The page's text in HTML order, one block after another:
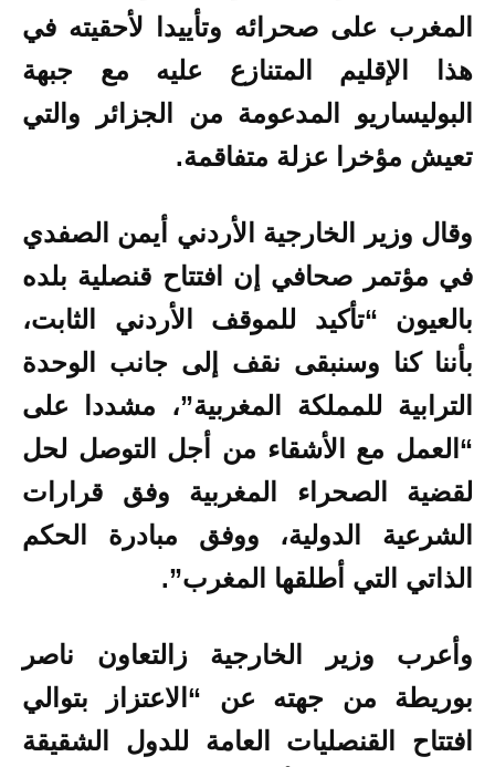
المغرب على صحرائه وتأييدا لأحقيته في
هذا الإقليم المتنازع عليه مع جبهة
البوليساريو المدعومة من الجزائر والتي
تعيش مؤخرا عزلة متفاقمة.
وقال وزير الخارجية الأردني أيمن الصفدي
في مؤتمر صحافي إن افتتاح قنصلية بلده
بالعيون “تأكيد للموقف الأردني الثابت،
بأننا كنا وسنبقى نقف إلى جانب الوحدة
الترابية للمملكة المغربية”، مشددا على
“العمل مع الأشقاء من أجل التوصل لحل
لقضية الصحراء المغربية وفق قرارات
الشرعية الدولية، ووفق مبادرة الحكم
الذاتي التي أطلقها المغرب”.
وأعرب وزير الخارجية زالتعاون ناصر
بوريطة من جهته عن “الاعتزاز بتوالي
افتتاح القنصليات العامة للدول الشقيقة